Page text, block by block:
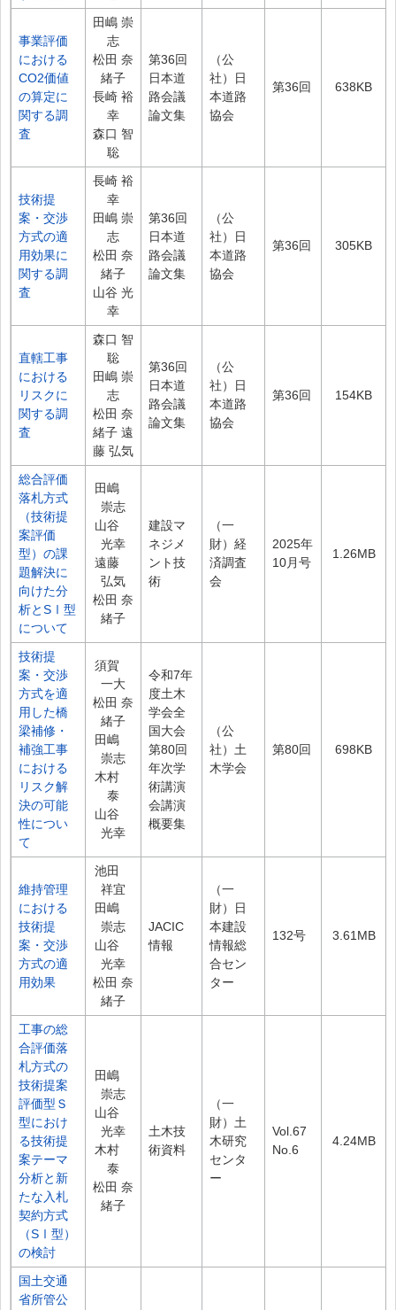
事業評価
における
CO2価値
の算定に
関する調
査
田嶋 崇
志
松田 奈
緒子
長崎 裕
幸
森口 智
聡
第36回
日本道
路会議
論文集
（公
社）日
本道路
協会
第36回 638KB
技術提
案・交渉
方式の適
用効果に
関する調
査
長崎 裕
幸
田嶋 崇
志
松田 奈
緒子
山谷 光
幸
第36回
日本道
路会議
論文集
（公
社）日
本道路
協会
第36回 305KB
直轄工事
における
リスクに
関する調
査
森口 智
聡
田嶋 崇
志
松田 奈
緒子 遠
藤 弘気
第36回
日本道
路会議
論文集
（公
社）日
本道路
協会
第36回 154KB
総合評価
落札方式
（技術提
案評価
型）の課
題解決に
向けた分
析とSⅠ型
について
田嶋
崇志
山谷
光幸
遠藤
弘気
松田 奈
緒子
建設マ
ネジメ
ント技
術
（一
財）経
済調査
会
2025年
10月号
1.26MB
技術提
案・交渉
方式を適
用した橋
梁補修・
補強工事
における
リスク解
決の可能
性につい
て
須賀
一大
松田 奈
緒子
田嶋
崇志
木村
泰
山谷
光幸
令和7年
度土木
学会全
国大会
第80回
年次学
術講演
会講演
概要集
（公
社）土
木学会
第80回 698KB
維持管理
における
技術提
案・交渉
方式の適
用効果
池田
祥宜
田嶋
崇志
山谷
光幸
松田 奈
緒子
JACIC
情報
（一
財）日
本建設
情報総
合セン
ター
132号 3.61MB
工事の総
合評価落
札方式の
技術提案
評価型Ｓ
型におけ
る技術提
案テーマ
分析と新
たな入札
契約方式
（SⅠ型）
の検討
田嶋
崇志
山谷
光幸
木村
泰
松田 奈
緒子
土木技
術資料
（一
財）土
木研究
センタ
ー
Vol.67
No.6
4.24MB
国土交通
省所管公